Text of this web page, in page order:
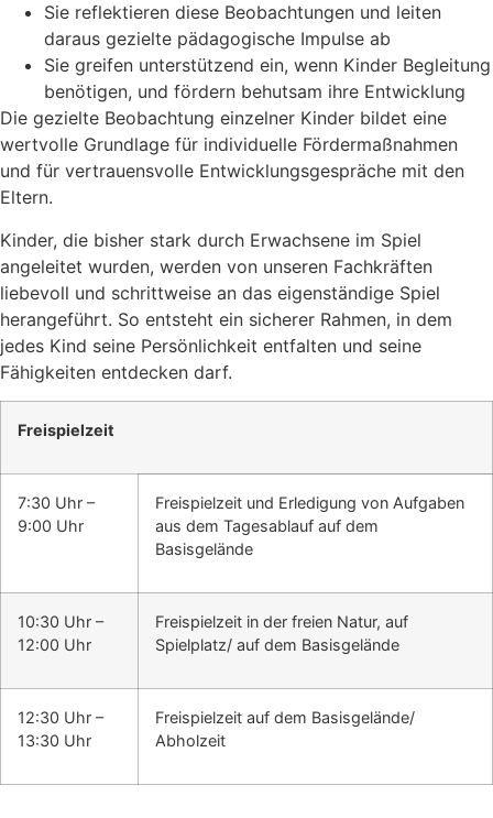
Sie reflektieren diese Beobachtungen und leiten
daraus gezielte pädagogische Impulse ab
Sie greifen unterstützend ein, wenn Kinder Begleitung
benötigen, und fördern behutsam ihre Entwicklung
Die gezielte Beobachtung einzelner Kinder bildet eine
wertvolle Grundlage für individuelle Fördermaßnahmen
und für vertrauensvolle Entwicklungsgespräche mit den
Eltern.
Kinder, die bisher stark durch Erwachsene im Spiel
angeleitet wurden, werden von unseren Fachkräften
liebevoll und schrittweise an das eigenständige Spiel
herangeführt. So entsteht ein sicherer Rahmen, in dem
jedes Kind seine Persönlichkeit entfalten und seine
Fähigkeiten entdecken darf.
Freispielzeit
7:30 Uhr –
9:00 Uhr
Freispielzeit und Erledigung von Aufgaben
aus dem Tagesablauf auf dem
Basisgelände
10:30 Uhr –
12:00 Uhr
Freispielzeit in der freien Natur, auf
Spielplatz/ auf dem Basisgelände
12:30 Uhr –
13:30 Uhr
Freispielzeit auf dem Basisgelände/
Abholzeit